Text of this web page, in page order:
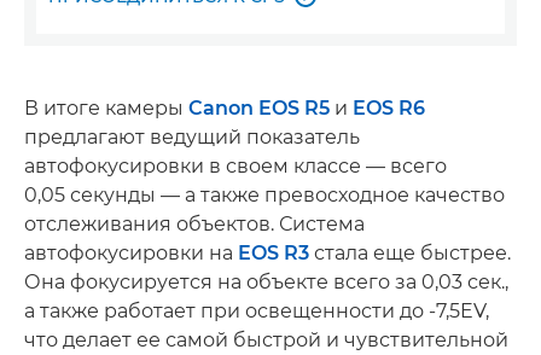
В итоге камеры Canon EOS R5 и EOS R6
предлагают ведущий показатель
автофокусировки в своем классе — всего
0,05 секунды — а также превосходное качество
отслеживания объектов. Система
автофокусировки на EOS R3 стала еще быстрее.
Она фокусируется на объекте всего за 0,03 сек.,
а также работает при освещенности до -7,5EV,
что делает ее самой быстрой и чувствительной